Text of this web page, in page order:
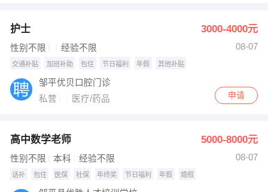
护士 3000-4000元
性别不限 经验不限 08-07
交通补贴 加班补助 包住 节日福利 年假 其他补贴
邹平优贝口腔门诊
私营
医疗/药品 申请
高中数学老师 5000-8000元
性别不限 本科 经验不限 08-07
话补 包住 医保 社保 年终奖 节日福利 年假 婚假